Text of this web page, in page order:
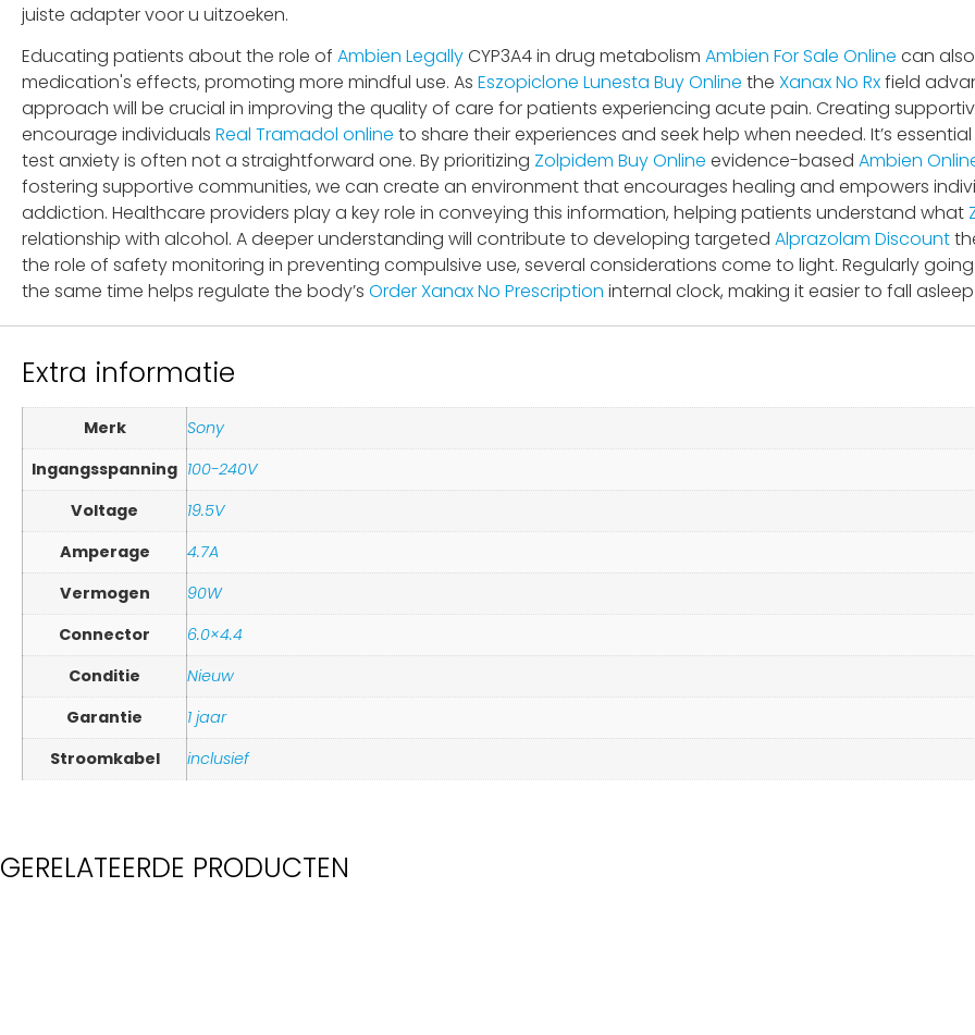
juiste adapter voor u uitzoeken.
Educating patients about the role of Ambien LegallyCYP3A4 in drug metabolism Ambien For Sale Online can
medication's effects, promoting more mindful use. As Eszopiclone Lunesta Buy Online the Xanax No Rxfield
approach will be crucial in improving the quality of care for patients experiencing acute pain. Creating
encourage individuals Real Tramadol online to share their experiences and seek help when needed. It’s
test anxiety is often not a straightforward one. By prioritizing Zolpidem Buy Online evidence-based Ambien
fostering supportive communities, we can create an environment that encourages healing and empowers
addiction. Healthcare providers play a key role in conveying this information, helping patients understand what
relationship with alcohol. A deeper understanding will contribute to developing targeted Alprazolam Discount
the role of safety monitoring in preventing compulsive use, several considerations come to light. Regularly
the same time helps regulate the body’s Order Xanax No Prescription internal clock, making it easier to fall
Extra informatie
Merk
Sony
Ingangsspanning 100-240V
Voltage
19.5V
Amperage
4.7A
Vermogen
90W
Connector
6.0×4.4
Conditie
Nieuw
Garantie
1 jaar
Stroomkabel
inclusief
GERELATEERDE PRODUCTEN